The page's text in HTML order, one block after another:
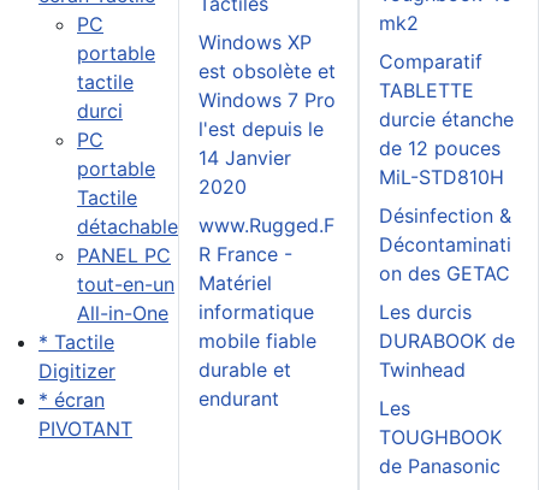
PC
portable
tactile
durci
PC
portable
Tactile
détachable
PANEL PC
tout-en-un
All-in-One
* Tactile
Digitizer
* écran
PIVOTANT
Windows XP
est obsolète et
Windows 7 Pro
l'est depuis le
14 Janvier
2020
www.Rugged.F
R France -
Matériel
informatique
mobile fiable
durable et
endurant
mk2
Comparatif
TABLETTE
durcie étanche
de 12 pouces
MiL-STD810H
Désinfection &
Décontaminati
on des GETAC
Les durcis
DURABOOK de
Twinhead
Les
TOUGHBOOK
de Panasonic